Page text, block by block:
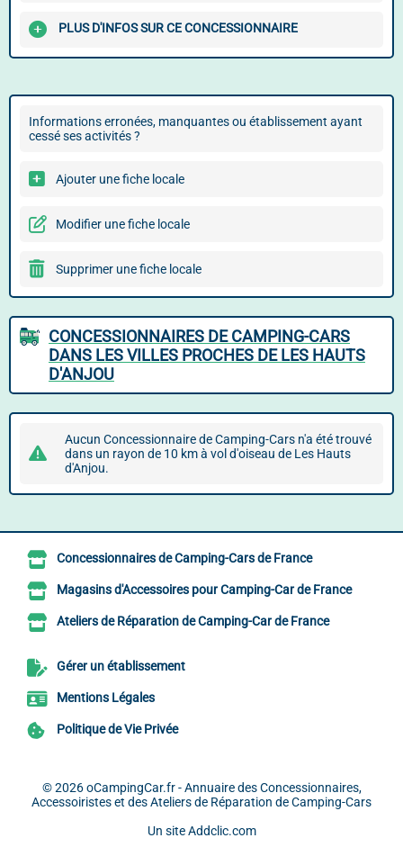
PLUS D'INFOS SUR CE CONCESSIONNAIRE
Informations erronées, manquantes ou établissement ayant
cessé ses activités ?
Ajouter une fiche locale
Modifier une fiche locale
Supprimer une fiche locale
CONCESSIONNAIRES DE CAMPING-CARS
DANS LES VILLES PROCHES DE LES HAUTS
D'ANJOU
Aucun Concessionnaire de Camping-Cars n'a été trouvé
dans un rayon de 10 km à vol d'oiseau de Les Hauts
d'Anjou.
Concessionnaires de Camping-Cars de France
Magasins d'Accessoires pour Camping-Car de France
Ateliers de Réparation de Camping-Car de France
Gérer un établissement
Mentions Légales
Politique de Vie Privée
© 2026 oCampingCar.fr - Annuaire des Concessionnaires,
Accessoiristes et des Ateliers de Réparation de Camping-Cars
Un site Addclic.com